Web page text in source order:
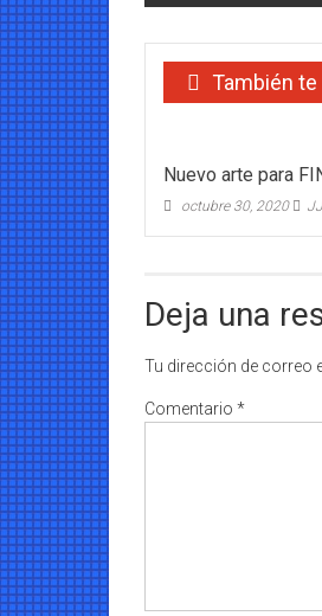
entradas
También
Nuevo arte para
octubre 30, 2020
Deja una
Tu dirección de correo
Comentario *